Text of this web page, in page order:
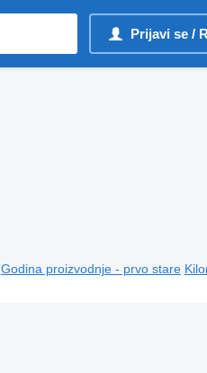
Prijavi se /
Godina proizvodnje - prvo stare